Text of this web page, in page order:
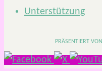
Unterstützung
PRÄSENTIERT VON